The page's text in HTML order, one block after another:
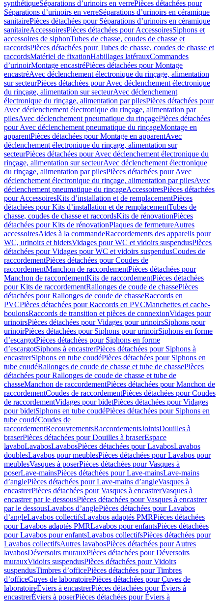
synthétiqueSéparations d’urinoirs en verrePièces détachées pour
Séparations d’urinoirs en verreSéparations d’urinoirs en céramique
sanitairePièces détachées pour Séparations d’urinoirs en céramique
sanitaireAccessoiresPièces détachées pour AccessoiresSiphons et
accessoires de siphonTubes de chasse, coudes de chasse et
raccordsPièces détachées pour Tubes de chasse, coudes de chasse et
raccordsMatériel de fixationHabillages latérauxCommandes
dʼurinoirMontage encastréPièces détachées pour Montage
encastréAvec déclenchement électronique du rinçage, alimentation
sur secteurPièces détachées pour Avec déclenchement électronique
du rinçage, alimentation sur secteurAvec déclenchement
électronique du rinçage, alimentation par pilesPièces détachées pour
Avec déclenchement électronique du rinçage, alimentation par
pilesAvec déclenchement pneumatique du rinçagePièces détachées
pour Avec déclenchement pneumatique du rinçageMontage en
apparentPièces détachées pour Montage en apparentAvec
déclenchement électronique du rinçage, alimentation sur
secteurPièces détachées pour Avec déclenchement électronique du
rinçage, alimentation sur secteurAvec déclenchement électronique
du rinçage, alimentation par pilesPièces détachées pour Avec
déclenchement électronique du rinçage, alimentation par pilesAvec
déclenchement pneumatique du rinçageAccessoiresPièces détachées
pour AccessoiresKits d’installation et de remplacementPièces
détachées pour Kits d’installation et de remplacementTubes de
chasse, coudes de chasse et raccordsKits de rénovationPièces
détachées pour Kits de rénovationPlaques de fermetureAutres
accessoiresAides à la commandeRaccordements des appareils pour
WC, urinoirs et bidetsVidages pour WC et vidoirs suspendusPièces
détachées pour Vidages pour WC et vidoirs suspendusCoudes de
raccordementPièces détachées pour Coudes de
raccordementManchon de raccordementPièces détachées pour
Manchon de raccordementKits de raccordementPièces détachées
pour Kits de raccordementRallonges de coude de chassePièces
détachées pour Rallonges de coude de chasseRaccords en
PVCPièces détachées pour Raccords en PVCManchettes et cache-
boulonsRaccords de transition et pièces de connexionVidages pour
urinoirsPièces détachées pour Vidages pour urinoirsSiphons pour
urinoirPièces détachées pour Siphons pour urinoirSiphons en forme
d’escargotPièces détachées pour Siphons en forme
d’escargotSiphons à encastrerPièces détachées pour Siphons à
encastrerSiphons en tube coudéPièces détachées pour Siphons en
tube coudéRallonges de coude de chasse et tube de chassePièces
détachées pour Rallonges de coude de chasse et tube de
chasseManchon de raccordementPièces détachées pour Manchon de
raccordementCoudes de raccordementPièces détachées pour Coudes
de raccordementVidages pour bidetPièces détachées pour Vidages
pour bidetSiphons en tube coudéPièces détachées pour Siphons en
tube coudéCoudes de
raccordementRecouvrementsRaccordementsJointsDouilles à
braserPièces détachées pour Douilles à braserEspace
lavaboLavabosLavabosPièces détachées pour LavabosLavabos
doublesLavabos pour meublesPièces détachées pour Lavabos pour
meublesVasques à poserPièces détachées pour Vasques à
poserLave-mainsPièces détachées pour Lave-mainsLave-mains
d’anglePièces détachées pour Lave-mains d’angleVasques à
encastrerPièces détachées pour Vasques à encastrerVasques à
encastrer par le dessousPièces détachées pour Vasques à encastrer
par le dessousLavabos d’anglePièces détachées pour Lavabos
d’angleLavabos collectifsLavabos adaptés PMRPièces détachées
pour Lavabos adaptés PMRLavabos pour enfantsPièces détachées
pour Lavabos pour enfantsLavabos collectifsPièces détachées pour
Lavabos collectifsAutres lavabosPièces détachées pour Autres
lavabosDéversoirs murauxPièces détachées pour Déversoirs
murauxVidoirs suspendusPièces détachées pour Vidoirs
suspendusTimbres dʼofficePièces détachées pour Timbres
dʼofficeCuves de laboratoirePièces détachées pour Cuves de
laboratoireÉviers à encastrerPièces détachées pour Éviers à
encastrerÉviers à poserPièces détachées pour Éviers à